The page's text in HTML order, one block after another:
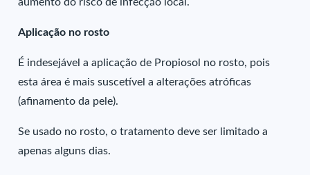
Aplicação no rosto
É indesejável a aplicação de Propiosol no rosto, pois
esta área é mais suscetível a alterações atróficas
(afinamento da pele).
Se usado no rosto, o tratamento deve ser limitado a
apenas alguns dias.